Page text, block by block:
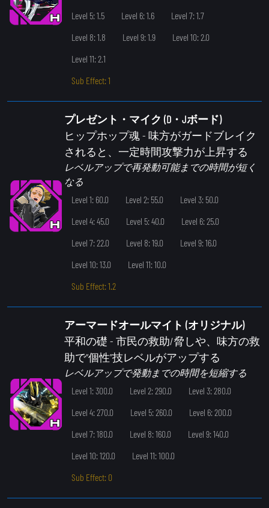
Level 5: 1.5 Level 6: 1.6
Level 7: 1.7
Level 8: 1.8
Level 9: 1.9
Level 10: 2.0
Level 11: 2.1
Sub Effect: 1
プレゼント・マイク (D・Jボード)
ヒップホップ魂- 味方がガードブレイク
されると、一定時間攻撃力が上昇する
レベルアップで再発動可能までの時間が短く
なる
Level 1: 60.0
Level 2: 55.0
Level 3: 50.0
Level 4: 45.0
Level 5: 40.0
Level 6: 25.0
Level 7: 22.0
Level 8: 19.0
Level 9: 16.0
Level 10: 13.0
Level 11: 10.0
Sub Effect: 1.2
アーマードオールマイト (オリジナル)
平和の礎 - 市民の救助/脅しや、味方の救
助で“個性”技レベルがアップする
レベルアップで発動までの時間を短縮する
Level 1: 300.0
Level 2: 290.0
Level 3: 280.0
Level 4: 270.0
Level 5: 260.0
Level 6: 200.0
Level 7: 180.0
Level 8: 160.0
Level 9: 140.0
Level 10: 120.0
Level 11: 100.0
Sub Effect: 0